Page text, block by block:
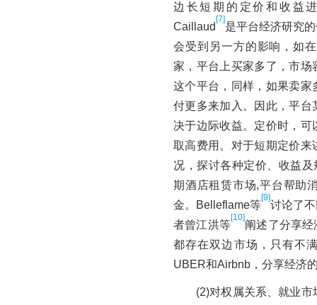
边长短期的定价和收益
Caillaud
[7]
是平台经济研究
会受到另一方的影响，如
家，平台上买家多了，市
这个平台，同样，如果卖
付更多来加入。因此，平
决于边际收益。定价时，
取高费用。对于短期定价
况，探讨各种定价、收益
期酒店租赁市场,平台帮助
金。Belleflame等
[9]
讨论了
者曾江洪等
[10]
阐述了分享
都存在双边市场，只有不
UBER和Airbnb，分享经济
(2)对权属关系、就业